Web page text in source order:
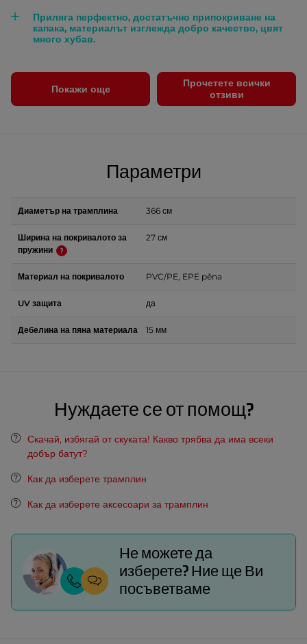
Приляга перфектно, достатъчно припокриване на
капака, материалът изглежда добро качество, цвят
много хубав.
Покажи още
Прочетете всички
отзиви
Параметри
Диаметър на трамплина 366 см
Ширина на покривалото за
пружини
27 см
Материал на покривалото PVC/PE, EPE pěna
UV защита да
Дебелина на пяна материала 15 мм
Нуждаете се от помощ?
Скачай, избягай от скуката! Какво трябва да има всеки
добър батут?
Как да изберете трамплин
Как да изберете аксесоари за трамплин
Не можете да
изберете? Ние ще Ви
посъветваме